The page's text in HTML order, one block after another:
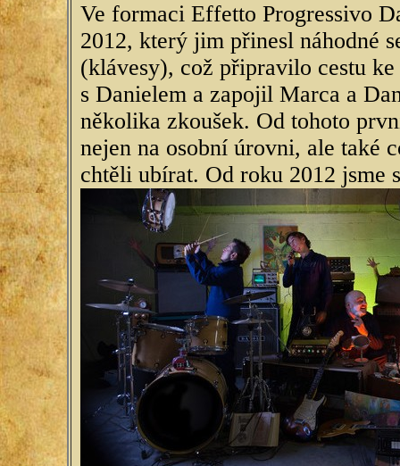
Ve formaci Effetto Progressivo
2012, který jim přinesl náhodné
(klávesy), což připravilo cestu
s Danielem a zapojil Marca a
několika zkoušek. Od tohoto
nejen na osobní úrovni, ale také
chtěli ubírat. Od roku 2012 jsme